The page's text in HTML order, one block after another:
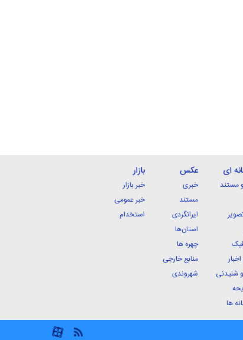
ای
مستند
شنیدنی
ها
عکس
خبری
مستند
ایرانگردی
استان‌ها
چهره ها
منابع خارجی
شهروندی
بازار
خبر بازار
خبر عمومی
استخدام